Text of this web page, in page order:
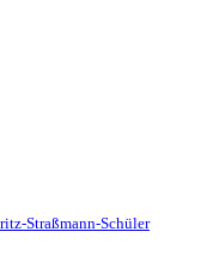
Straßmann-Schüler